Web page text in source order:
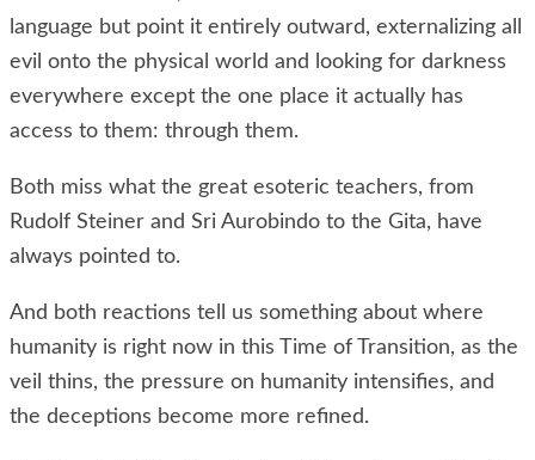
language but point it entirely outward, externalizing all
evil onto the physical world and looking for darkness
everywhere except the one place it actually has
access to them: through them.
Both miss what the great esoteric teachers, from
Rudolf Steiner and Sri Aurobindo to the Gita, have
always pointed to.
And both reactions tell us something about where
humanity is right now in this Time of Transition, as the
veil thins, the pressure on humanity intensifies, and
the deceptions become more refined.